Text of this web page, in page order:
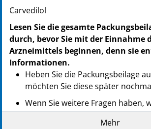
PPN: 110222715644
NTIN: 04150022271561
PZN: 17420628
PPN: 111742062866
NTIN: 04150174206282
Carvedilol
Lesen Sie die gesamte
durch, bevor Sie mit der Einnahme
Arzneimittels beginnen, denn sie
Informationen.
Heben Sie die Packungsbeilage
möchten Sie diese später
Wenn Sie weitere Fragen haben,
an Ihren Arzt, Apotheker oder
Mehr